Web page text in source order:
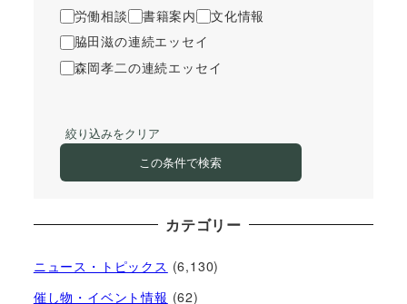
労働相談
書籍案内
文化情報
脇田滋の連続エッセイ
森岡孝二の連続エッセイ
絞り込みをクリア
この条件で検索
カテゴリー
ニュース・トピックス (6,130)
催し物・イベント情報 (62)